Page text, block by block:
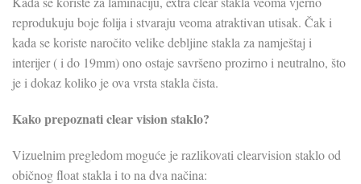
reprodukuju boje folija i stvaraju veoma atraktivan utisak. Čak i
kada se koriste naročito velike debljine stakla za namještaj i
interijer ( i do 19mm) ono ostaje savršeno prozirno i neutralno, što
je i dokaz koliko je ova vrsta stakla čista.
Kako prepoznati clear vision staklo?
Vizuelnim pregledom moguće je razlikovati clearvision staklo od
običnog float stakla i to na dva načina: